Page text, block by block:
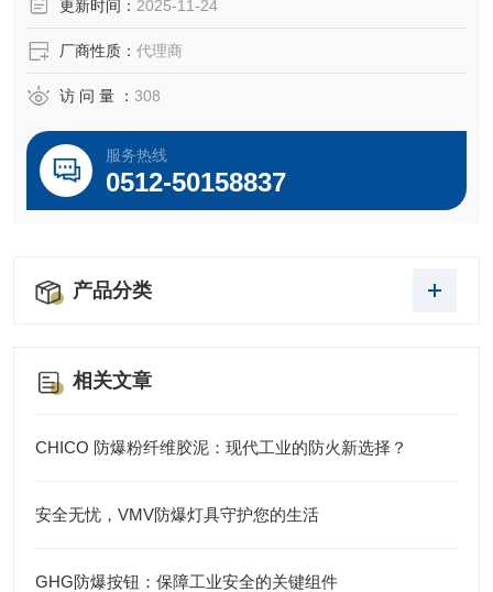
更新时间： 2025-11-24
厂商性质： 代理商
访 问 量 ： 308
服务热线
0512-50158837
产品分类
相关文章
CHICO 防爆粉纤维胶泥：现代工业的防火新选择？
安全无忧，VMV防爆灯具守护您的生活
GHG防爆按钮：保障工业安全的关键组件